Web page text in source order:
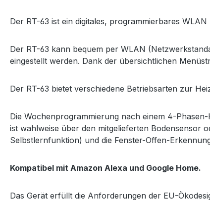
Der RT-63 ist ein digitales, programmierbares
Der RT-63 kann bequem per WLAN
eingestellt werden. Dank der übersichtlichen
Der RT-63 bietet verschiedene Betriebsarten zur
Die Wochenprogrammierung nach einem 4-
ist wahlweise über den mitgelieferten Bodensensor
Selbstlernfunktion) und die Fenster-Offen-
Kompatibel mit Amazon Alexa und Google Home.
Das Gerät erfüllt die Anforderungen der EU-